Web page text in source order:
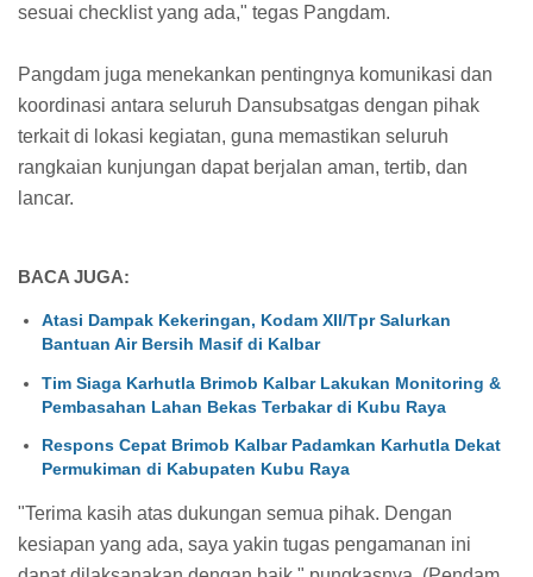
sesuai checklist yang ada," tegas Pangdam.
Pangdam juga menekankan pentingnya komunikasi dan
koordinasi antara seluruh Dansubsatgas dengan pihak
terkait di lokasi kegiatan, guna memastikan seluruh
rangkaian kunjungan dapat berjalan aman, tertib, dan
lancar.
BACA JUGA:
Atasi Dampak Kekeringan, Kodam XII/Tpr Salurkan
Bantuan Air Bersih Masif di Kalbar
Tim Siaga Karhutla Brimob Kalbar Lakukan Monitoring &
Pembasahan Lahan Bekas Terbakar di Kubu Raya
Respons Cepat Brimob Kalbar Padamkan Karhutla Dekat
Permukiman di Kabupaten Kubu Raya
"Terima kasih atas dukungan semua pihak. Dengan
kesiapan yang ada, saya yakin tugas pengamanan ini